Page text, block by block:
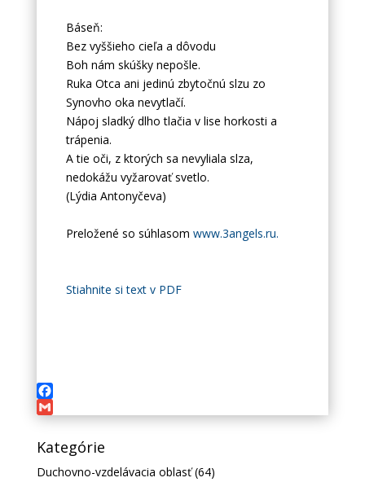
Báseň:
Bez vyššieho cieľa a dôvodu
Boh nám skúšky nepošle.
Ruka Otca ani jedinú zbytočnú slzu zo
Synovho oka nevytlačí.
Nápoj sladký dlho tlačia v lise horkosti a
trápenia.
A tie oči, z ktorých sa nevyliala slza,
nedokážu vyžarovať svetlo.
(Lýdia Antonyčeva)
Preložené so súhlasom www.3angels.ru.
Stiahnite si text v PDF
Facebook
Gmail
Kategórie
Duchovno-vzdelávacia oblasť(64)